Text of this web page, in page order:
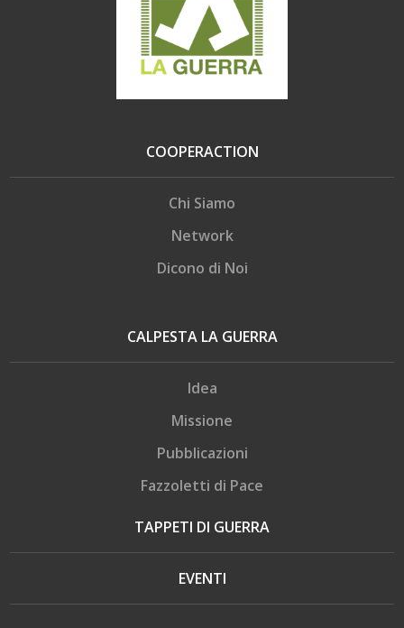
COOPERACTION
Chi Siamo
Network
Dicono di Noi
CALPESTA LA GUERRA
Idea
Missione
Pubblicazioni
Fazzoletti di Pace
TAPPETI DI GUERRA
EVENTI